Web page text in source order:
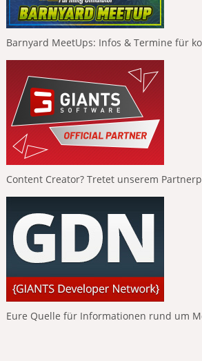
Barnyard MeetUps: Infos & Termine für
Content Creator? Tretet unserem
Eure Quelle für Informationen rund um